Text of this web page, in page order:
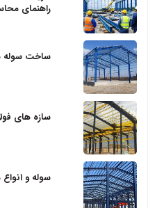
راهنمای
ساخت
سازه‌ های
سوله و